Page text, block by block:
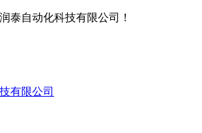
泰自动化科技有限公司！